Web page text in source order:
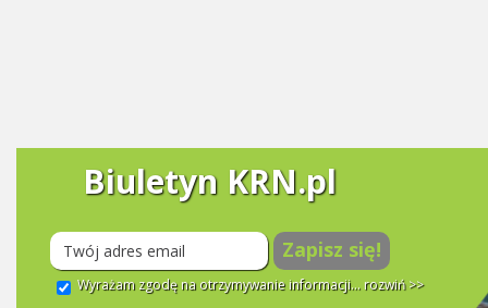
Biuletyn KRN.pl
Zapisz się!
Wyrażam zgodę na otrzymywanie informacji... rozwiń >>